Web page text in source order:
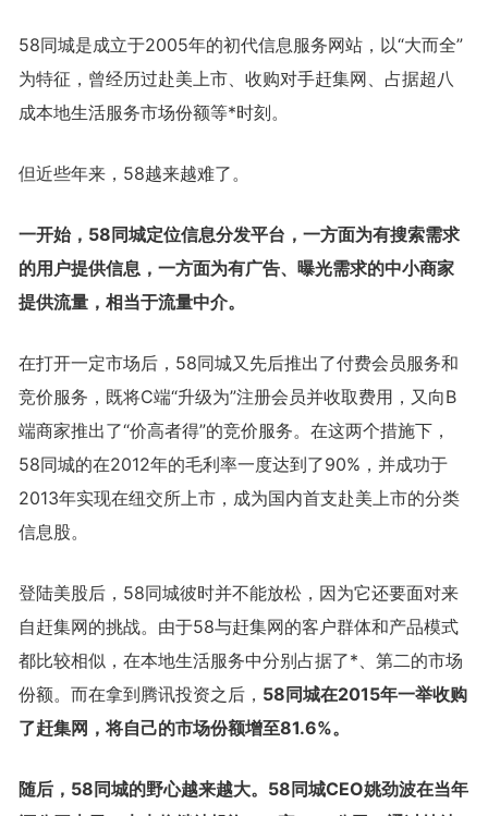
58同城是成立于2005年的初代信息服务网站，以“大而全”
为特征，曾经历过赴美上市、收购对手赶集网、占据超八
成本地生活服务市场份额等*时刻。
但近些年来，58越来越难了。
一开始，58同城定位信息分发平台，一方面为有搜索需求
的用户提供信息，一方面为有广告、曝光需求的中小商家
提供流量，相当于流量中介。
在打开一定市场后，58同城又先后推出了付费会员服务和
竞价服务，既将C端“升级为”注册会员并收取费用，又向B
端商家推出了“价高者得”的竞价服务。在这两个措施下，
58同城的在2012年的毛利率一度达到了90%，并成功于
2013年实现在纽交所上市，成为国内首支赴美上市的分类
信息股。
登陆美股后，58同城彼时并不能放松，因为它还要面对来
自赶集网的挑战。由于58与赶集网的客户群体和产品模式
都比较相似，在本地生活服务中分别占据了*、第二的市场
份额。而在拿到腾讯投资之后， 58同城在2015年一举收购
了赶集网，将自己的市场份额增至81.6%。
随后，58同城的野心越来越大。58同城CEO姚劲波在当年